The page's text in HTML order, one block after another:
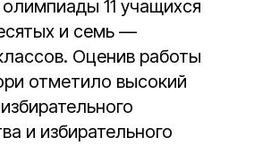
11 учащихся
и семь —
Оценив работы
отметило высокий
и избирательного